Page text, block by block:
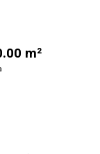
m²